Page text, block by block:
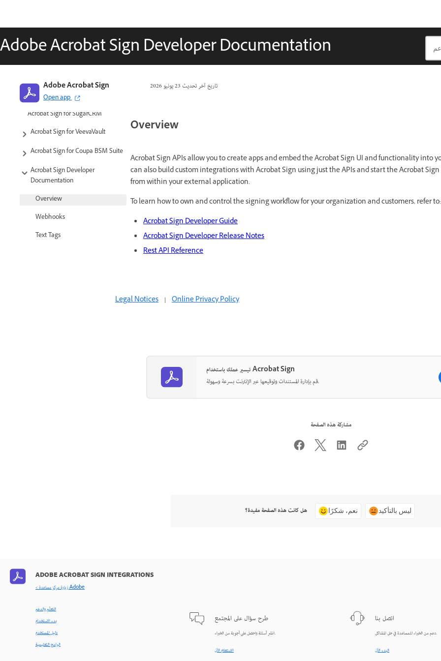
Adobe Acrobat Sign Developer Documentation
تاريخ آخر تحديث23 يونيو 2026 Adobe Acrobat Sign
Open app
Acrobat Sign for ServiceNow
Acrobat Sign for SAP
Acrobat Sign for NetSuite
Acrobat Sign for SugarCRM
Acrobat Sign for VeevaVault
Acrobat Sign for Coupa BSM Suite
Acrobat Sign Developer
Documentation
Overview
Webhooks
Text Tags
Overview
Acrobat Sign APIs allow you to create apps and embed the Acrobat Sign UI and functionality into
can also build custom integrations with Acrobat Sign using just the APIs and start the Acrobat
from within your external application.
To learn how to own and control the signing workflow for your organization and customers, refer to:
Acrobat Sign Developer Guide
Acrobat Sign Developer Release Notes
Rest API Reference
Legal Notices | Online Privacy Policy
تيسير عملك باستخدام Acrobat Sign
قم بإدارة المستندات وتوقيعها عبر الإنترنت بسرعة وسهولة.
مشاركة هذه الصفحة
هل كانت هذه الصفحة مفيدة؟ نعم، شكرًا ليس بالتأكيد
ADOBE ACROBAT SIGN INTEGRATIONS
< زيارة مركز مساعدة Adobe
التعلّم والدعم
بدء الاستخدام
دليل المستخدم
البرامج التعليمية
طرح سؤال على المجتمع
انشر أسئلة واحصل على أجوبة من الخبراء.
الاستعلام الآن
اتصل بنا
دعم من الخبراء للمساعدة في حل المشاكل.
البدء الآن